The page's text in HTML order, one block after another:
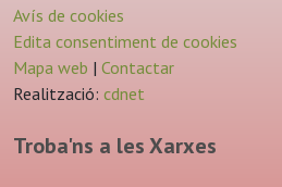
Avís de cookies
Edita consentiment de cookies
Mapa web | Contactar
Realització: cdnet
Troba'ns a les Xarxes